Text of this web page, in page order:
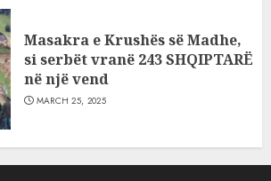
Masakra e Krushës së Madhe,
si serbët vranë 243 SHQIPTARË
në një vend
MARCH 25, 2025